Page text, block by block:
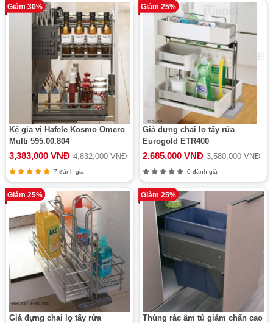
Giảm 30%
Kệ gia vị Hafele Kosmo Omero
Multi 595.00.804
3,383,000 VNĐ 4,832,000 VNĐ
7 đánh giá
Giảm 25%
Giá dựng chai lọ tẩy rửa
Eurogold ETR400
2,685,000 VNĐ 3,580,000 VNĐ
0 đánh giá
Giảm 25%
Giá đựng chai lọ tẩy rửa
Giảm 25%
Thùng rác âm tủ giảm chấn cao